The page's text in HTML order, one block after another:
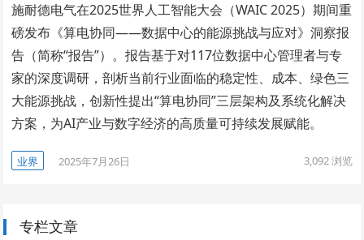
施耐德电气在2025世界人工智能大会（WAIC 2025）期间重
磅发布《算电协同——数据中心的能源挑战与应对》洞察报
告（简称“报告”）。报告基于对117位数据中心管理者与专
家的深度调研，剖析当前行业面临的稳定性、成本、绿色三
大能源挑战，创新性提出“算电协同”三层架构及系统化解决
方案，为AI产业与数字经济的高质量可持续发展赋能。
业界 2025年7月26日 3,092浏览
专栏文章